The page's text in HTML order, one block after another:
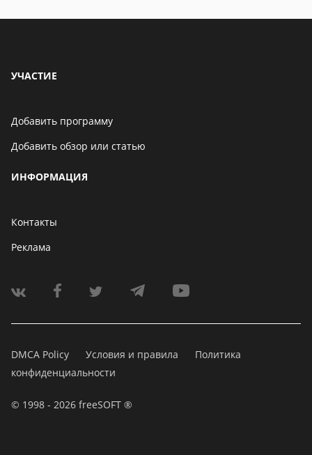
УЧАСТИЕ
Добавить программу
Добавить обзор или статью
ИНФОРМАЦИЯ
Контакты
Реклама
DMCA Policy Условия и правила
Политика
конфиденциальности
© 1998 - 2026 freeSOFT ®